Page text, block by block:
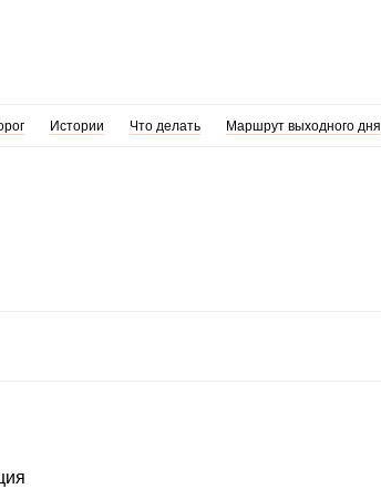
Истории Что делать Маршрут выходного дня